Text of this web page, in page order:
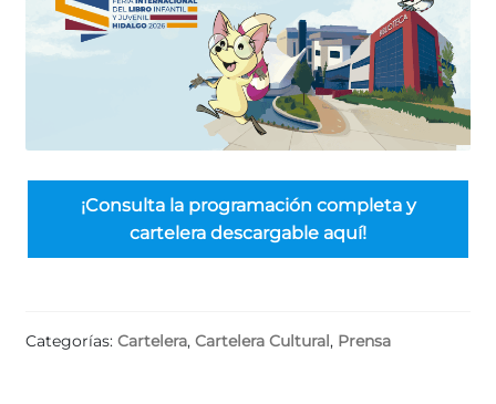
¡Consulta la programación completa y
cartelera descargable aquí!
Categorías: Cartelera, Cartelera Cultural, Prensa